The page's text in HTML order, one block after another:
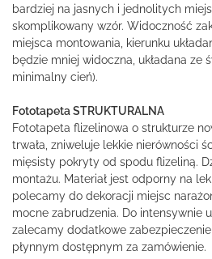
bardziej na jasnych i jednolitych
skomplikowany wzór. Widoczność
miejsca montowania, kierunku
będzie mniej widoczna, układana ze
minimalny cień).
Fototapeta STRUKTURALNA
Fototapeta flizelinowa o strukturze
trwała, zniweluje lekkie nierówności
mięsisty pokryty od spodu flizeliną.
montażu. Materiał jest odporny na
polecamy do dekoracji miejsc
mocne zabrudzenia. Do intensywnie
zalecamy dodatkowe
płynnym dostępnym za zamówienie.